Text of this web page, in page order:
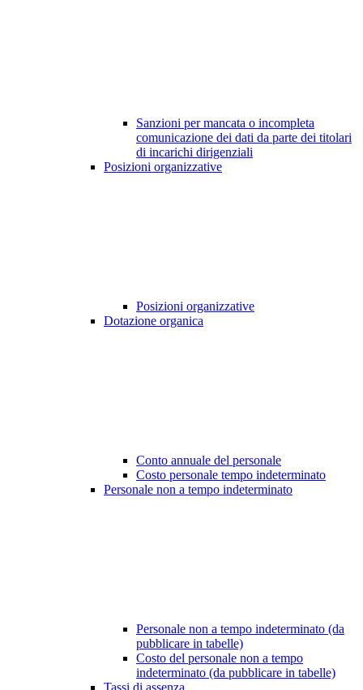
Sanzioni per mancata o incompleta
comunicazione dei dati da parte dei titolari
di incarichi dirigenziali
Posizioni organizzative
Posizioni organizzative
Dotazione organica
Conto annuale del personale
Costo personale tempo indeterminato
Personale non a tempo indeterminato
Personale non a tempo indeterminato (da
pubblicare in tabelle)
Costo del personale non a tempo
indeterminato (da pubblicare in tabelle)